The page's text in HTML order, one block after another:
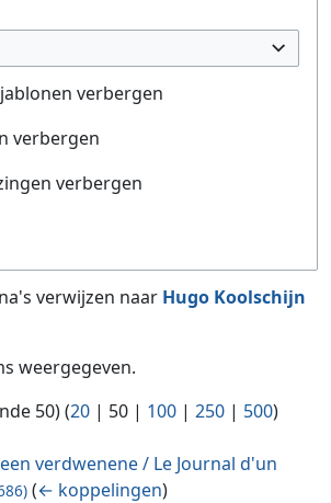
verbergen
verbergen
verbergen
verwijzen naar Hugo Koolschijn
weergegeven.
50) (20 | 50 | 100 | 250 | 500)
verdwenene / Le Journal d'un
(← koppelingen)